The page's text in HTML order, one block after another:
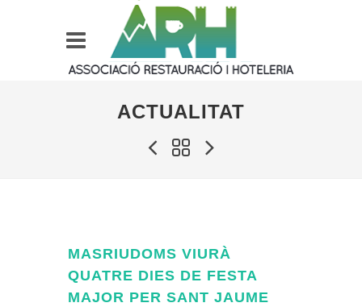
ACTUALITAT
MASRIUDOMS VIURÀ
QUATRE DIES DE FESTA
MAJOR PER SANT JAUME